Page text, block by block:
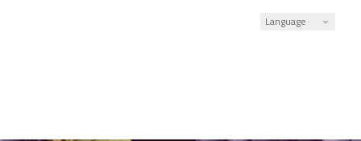
Language